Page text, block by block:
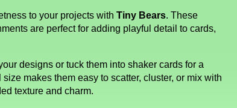
to your projects with Tiny Bears. These
are perfect for adding playful detail to cards,
designs or tuck them into shaker cards for a
makes them easy to scatter, cluster, or mix with
texture and charm.